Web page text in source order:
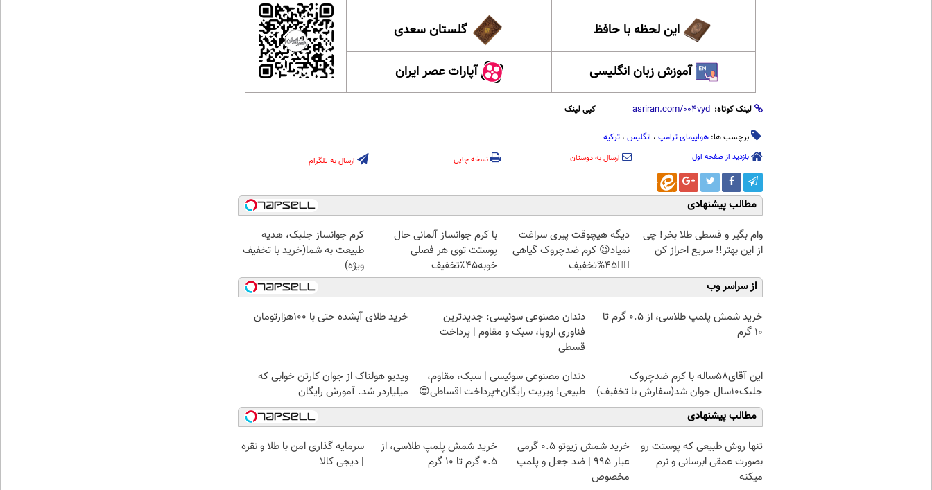
این لحظه با حافظ گلستان سعدی
آموزش زبان انگلیسی آپارات عصر ایران
لینک کوتاه: کپی لینک
برچسب ها: هواپیمای ترامپ ، انگلیس ، ترکیه
بازدید از صفحه اول ارسال به دوستان نسخه چاپی ارسال به تلگرام
مطالب پیشنهادی
وام بگیر و قسطی طلا بخر! چی
از این بهتر!! سریع احراز کن
دیگه هیچوقت پیری سراغت
نمیاد😉 کرم ضدچروک گیاهی
👈🏻45%تخفیف
با کرم جوانساز آلمانی حال
پوستت توی هر فصلی
خوبه۴۵٪تخفیف
کرم جوانساز جلبک، هدیه
طبیعت به شما(خرید با تخفیف
ویژه)
از سراسر وب
خرید شمش پلمپ طلاسی، از ۰.۵ گرم تا
۱۰ گرم
دندان مصنوعی سوئیسی: جدیدترین
فناوری اروپا، سبک و مقاوم | پرداخت
قسطی
خرید طلای آبشده حتی با ۱۰۰هزارتومان
این آقای58ساله با کرم ضدچروک
جلبک10سال جوان شد(سفارش با تخفیف)
دندان مصنوعی سوئیسی | سبک، مقاوم،
طبیعی! ویزیت رایگان+پرداخت اقساطی😍
ویدیو هولناک از جوان کارتن خوابی که
میلیاردر شد. آموزش رایگان
مطالب پیشنهادی
تنها روش طبیعی که پوستت رو
بصورت عمقی ابرسانی و نرم
میکنه
خرید شمش زیوتو ۰.۵ گرمی
عیار ۹۹۵ | ضد جعل و پلمپ
مخصوص
خرید شمش پلمپ طلاسی، از
۰.۵ گرم تا ۱۰ گرم
سرمایه گذاری امن با طلا و نقره
| دیجی کالا